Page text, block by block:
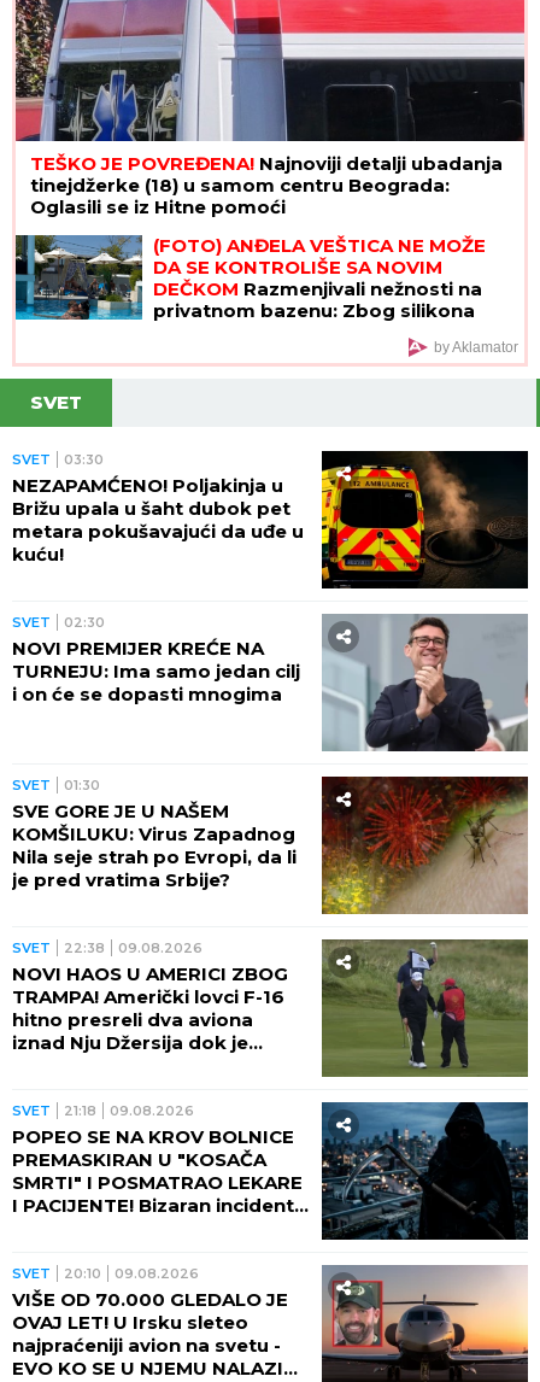
TEŠKO JE POVREĐENA! Najnoviji detalji ubadanja
tinejdžerke (18) u samom centru Beograda:
Oglasili se iz Hitne pomoći
(FOTO) ANĐELA VEŠTICA NE MOŽE
DA SE KONTROLIŠE SA NOVIM
DEČKOM Razmenjivali nežnosti na
privatnom bazenu: Zbog silikona
by Aklamator
SVET
SVET 03:30
NEZAPAMĆENO! Poljakinja u
Brižu upala u šaht dubok pet
metara pokušavajući da uđe u
kuću!
SVET 02:30
NOVI PREMIJER KREĆE NA
TURNEJU: Ima samo jedan cilj
i on će se dopasti mnogima
SVET 01:30
SVE GORE JE U NAŠEM
KOMŠILUKU: Virus Zapadnog
Nila seje strah po Evropi, da li
je pred vratima Srbije?
SVET 22:38 09.08.2026
NOVI HAOS U AMERICI ZBOG
TRAMPA! Američki lovci F-16
hitno presreli dva aviona
iznad Nju Džersija dok je
SVET 21:18 09.08.2026
POPEO SE NA KROV BOLNICE
PREMASKIRAN U "KOSAČA
SMRTI" I POSMATRAO LEKARE
I PACIJENTE! Bizaran incident
SVET 20:10 09.08.2026
VIŠE OD 70.000 GLEDALO JE
OVAJ LET! U Irsku sleteo
najpraćeniji avion na svetu -
EVO KO SE U NJEMU NALAZIO i